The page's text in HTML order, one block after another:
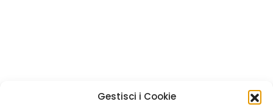
Gestisci i Cookie